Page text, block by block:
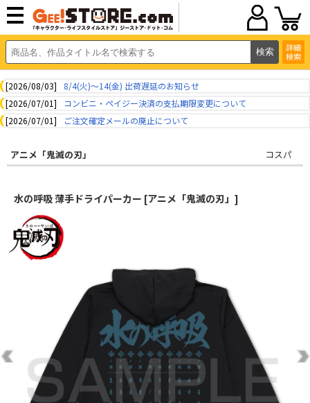
詳細
検索
[2026/08/03]
8/4(火)～14(金) 出荷遅延のお知らせ
[2026/07/01]
コンビニ・ペイジー決済の支払期限変更について
[2026/07/01]
ご注文確定メールの廃止について
アニメ「鬼滅の刃」 コスパ
水の呼吸 薄手ドライパーカー [アニメ「鬼滅の刃」]